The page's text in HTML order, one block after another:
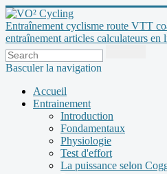
Entraînement cyclisme route VTT
entraînement articles calculateurs en
Basculer la navigation
Accueil
Entrainement
Introduction
Fondamentaux
Physiologie
Test d'effort
La puissance selon